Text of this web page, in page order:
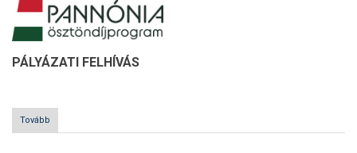
PÁLYÁZATI FELHÍVÁS
Tovább
Ösztöndíjprogram